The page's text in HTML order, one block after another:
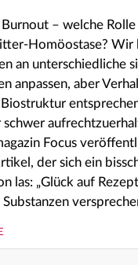
Burnout – welche
Homöostase? Wir
an unterschiedliche
anpassen, aber
schwer
Focus
der sich ein
las: „Glück auf